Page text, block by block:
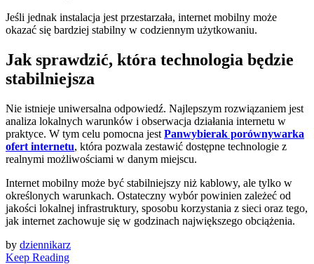
Jeśli jednak instalacja jest przestarzała, internet mobilny może
okazać się bardziej stabilny w codziennym użytkowaniu.
Jak sprawdzić, która technologia będzie
stabilniejsza
Nie istnieje uniwersalna odpowiedź. Najlepszym rozwiązaniem jest
analiza lokalnych warunków i obserwacja działania internetu w
praktyce. W tym celu pomocna jest Panwybierak porównywarka
ofert internetu, która pozwala zestawić dostępne technologie z
realnymi możliwościami w danym miejscu.
Internet mobilny może być stabilniejszy niż kablowy, ale tylko w
określonych warunkach. Ostateczny wybór powinien zależeć od
jakości lokalnej infrastruktury, sposobu korzystania z sieci oraz tego,
jak internet zachowuje się w godzinach największego obciążenia.
by dziennikarz
Keep Reading